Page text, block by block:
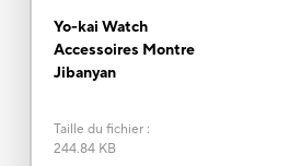
Yo-kai Watch
Accessoires Montre
Jibanyan
Taille du fichier:
244.84 KB